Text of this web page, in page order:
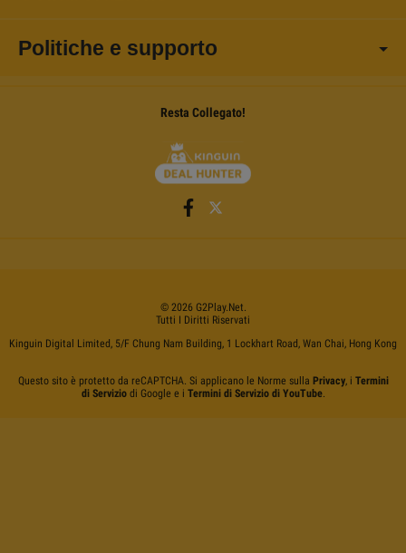
Politiche e supporto
Resta Collegato!
© 2026 G2Play.net.
Tutti I Diritti Riservati
Kinguin Digital Limited, 5/F Chung Nam Building, 1 Lockhart Road, Wan Chai, Hong Kong
Questo sito è protetto da reCAPTCHA. Si applicano le Norme sulla Privacy, i Termini
di Serviziodi Google e i Termini di Servizio di YouTube.